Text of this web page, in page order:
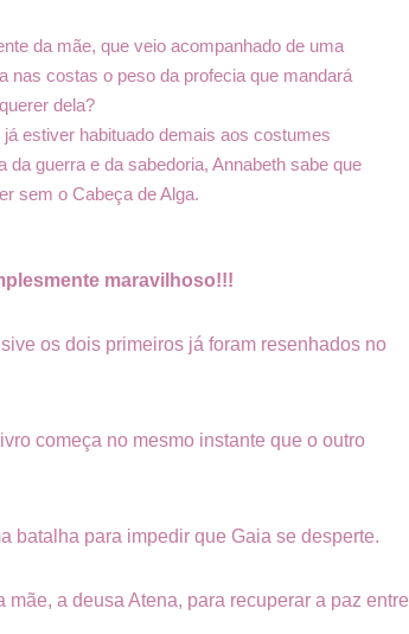
da mãe, que veio acompanhado de uma
nas costas o peso da profecia que mandará
dela?
estiver habituado demais aos costumes
guerra e da sabedoria, Annabeth sabe que
sem o Cabeça de Alga.
maravilhoso!!!
os dois primeiros já foram resenhados no
começa no mesmo instante que o outro
batalha para impedir que Gaia se desperte.
a deusa Atena, para recuperar a paz entre